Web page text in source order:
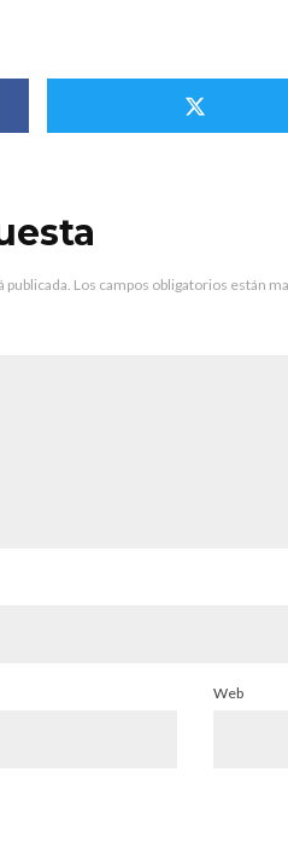
publicada. Los campos obligatorios están
Web